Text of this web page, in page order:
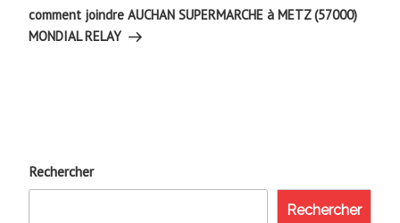
suivant
comment joindre AUCHAN SUPERMARCHE à METZ (57000)
MONDIAL RELAY
Rechercher
Rechercher